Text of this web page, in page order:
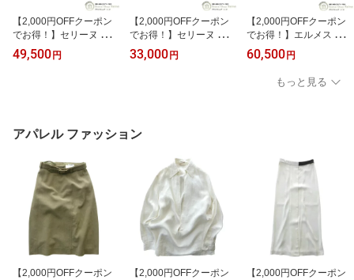
【2,000円OFFクーポン
でお得！】セリーヌ （C
ELINE） トリオンフ 4連
リング 指輪 ＃54 GP 460
49,500 円
【2,000円OFFクーポン
でお得！】セリーヌ （C
ELINE） ミニマル マン
シェット バングル ブレ
33,000 円
【2,000円OFFクーポン
でお得！】エルメス （H
ERMES） ミニ・クリッ
ク・メドール ブレスレッ
ト バングル ブラック×ゴ
ールド【中古】
60,500 円
もっと見る
アパレル ファッション
【2,000円OFFクーポン
【2,000円OFFクーポン
【2,000円OFFクーポン